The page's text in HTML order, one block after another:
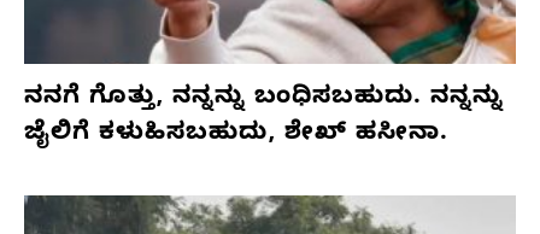
ನನಗೆ ಗೊತ್ತು, ನನ್ನನ್ನು ಬಂಧಿಸಬಹುದು. ನನ್ನನ್ನು
ಜೈಲಿಗೆ ಕಳುಹಿಸಬಹುದು, ಶೇಖ್ ಹಸೀನಾ.